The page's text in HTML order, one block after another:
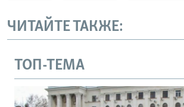
ЧИТАЙТЕ ТАКЖЕ:
ТОП-ТЕМА